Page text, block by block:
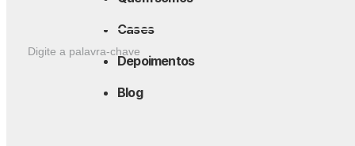
Cases
Depoimentos
Blog
Buscar por produto